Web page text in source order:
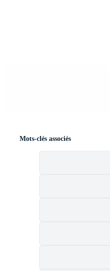
Mots-clés associés